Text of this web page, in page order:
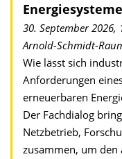
30. September 2026,
Arnold-Schmidt-
Wie lässt sich
Anforderungen
erneuerbaren
Der Fachdialog
Netzbetrieb,
zusammen, um